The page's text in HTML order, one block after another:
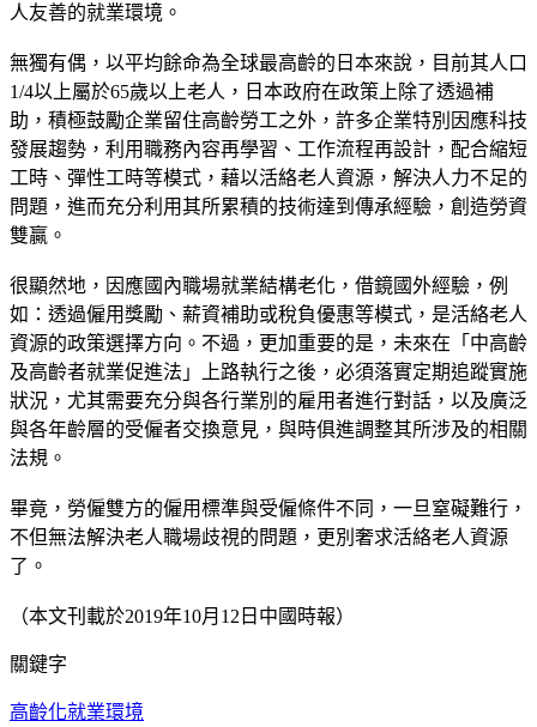
人友善的就業環境。
無獨有偶，以平均餘命為全球最高齡的日本來說，目前其人口
1/4以上屬於65歲以上老人，日本政府在政策上除了透過補
助，積極鼓勵企業留住高齡勞工之外，許多企業特別因應科技
發展趨勢，利用職務內容再學習、工作流程再設計，配合縮短
工時、彈性工時等模式，藉以活絡老人資源，解決人力不足的
問題，進而充分利用其所累積的技術達到傳承經驗，創造勞資
雙贏。
很顯然地，因應國內職場就業結構老化，借鏡國外經驗，例
如：透過僱用獎勵、薪資補助或稅負優惠等模式，是活絡老人
資源的政策選擇方向。不過，更加重要的是，未來在「中高齡
及高齡者就業促進法」上路執行之後，必須落實定期追蹤實施
狀況，尤其需要充分與各行業別的雇用者進行對話，以及廣泛
與各年齡層的受僱者交換意見，與時俱進調整其所涉及的相關
法規。
畢竟，勞僱雙方的僱用標準與受僱條件不同，一旦窒礙難行，
不但無法解決老人職場歧視的問題，更別奢求活絡老人資源
了。
（本文刊載於2019年10月12日中國時報）
關鍵字
高齡化就業環境